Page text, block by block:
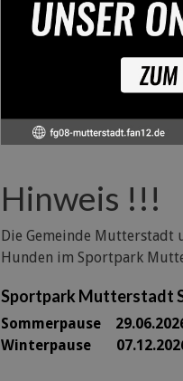
Hinweis !!!
Die Gemeinde Mutterstadt
Hunden im Sportpark
Sportpark Mutterstadt
Sommerpause 29
Winterpause 07.12.2026